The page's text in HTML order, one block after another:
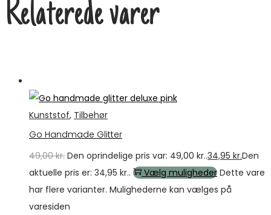
Relaterede varer
Kunststof, Tilbehør
Go Handmade Glitter
49,00kr. Den oprindelige pris var: 49,00 kr..34,95 kr.Den
aktuelle pris er: 34,95 kr..
Vælg muligheder Dette vare
har flere varianter. Mulighederne kan vælges på
varesiden